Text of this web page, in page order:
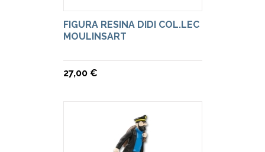
FIGURA RESINA DIDI COL.LEC
MOULINSART
27,00 €